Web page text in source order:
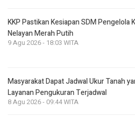
KKP Pastikan Kesiapan SDM Pengelola
Nelayan Merah Putih
9 Agu 2026 - 18:03 WITA
Masyarakat Dapat Jadwal Ukur Tanah
Layanan Pengukuran Terjadwal
8 Agu 2026 - 09:44 WITA